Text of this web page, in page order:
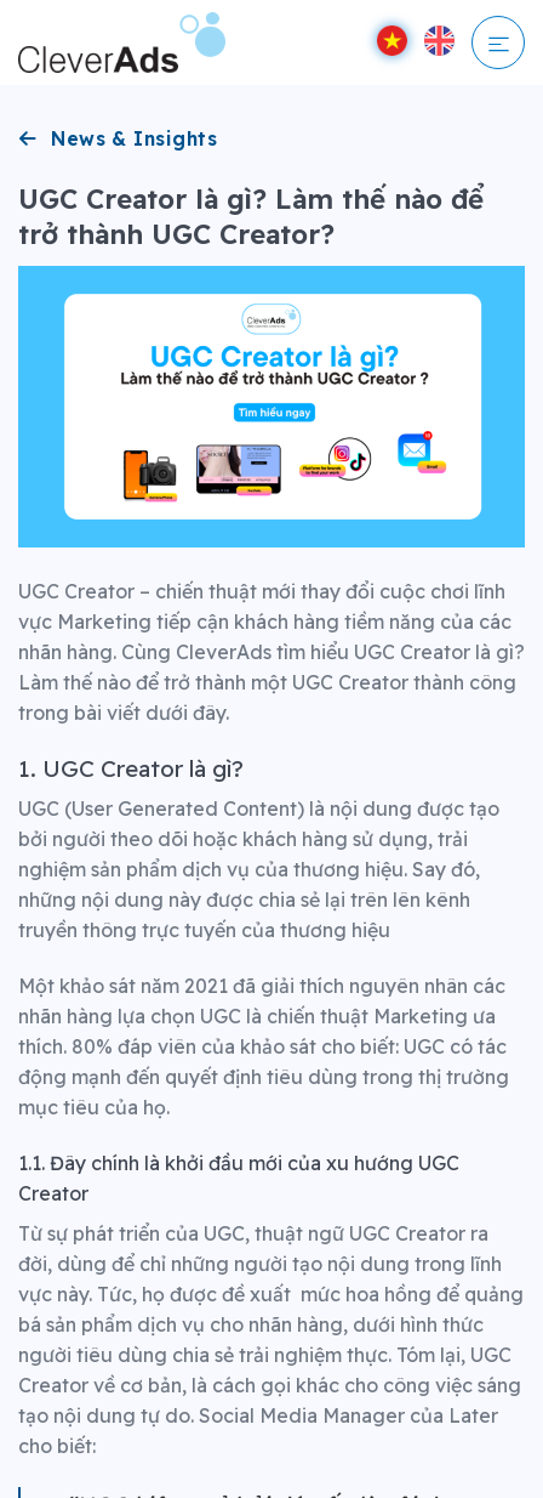
qua
nội
News & Insights
UGC Creator là gì? Làm thế nào để
trở thành UGC Creator?
UGC Creator – chiến thuật mới thay đổi cuộc chơi lĩnh
vực Marketing tiếp cận khách hàng tiềm năng của các
nhãn hàng. Cùng CleverAds tìm hiểu UGC Creator là gì?
Làm thế nào để trở thành một UGC Creator thành công
trong bài viết dưới đây.
1. UGC Creator là gì?
UGC (User Generated Content) là nội dung được tạo
bởi người theo dõi hoặc khách hàng sử dụng, trải
nghiệm sản phẩm dịch vụ của thương hiệu. Say đó,
những nội dung này được chia sẻ lại trên lên kênh
truyền thông trực tuyến của thương hiệu
Một khảo sát năm 2021 đã giải thích nguyên nhân các
nhãn hàng lựa chọn UGC là chiến thuật Marketing ưa
thích. 80% đáp viên của khảo sát cho biết: UGC có tác
động mạnh đến quyết định tiêu dùng trong thị trường
mục tiêu của họ.
1.1. Đây chính là khởi đầu mới của xu hướng UGC
Creator
Từ sự phát triển của UGC, thuật ngữ UGC Creator ra
đời, dùng để chỉ những người tạo nội dung trong lĩnh
vực này. Tức, họ được đề xuất mức hoa hồng để quảng
bá sản phẩm dịch vụ cho nhãn hàng, dưới hình thức
người tiêu dùng chia sẻ trải nghiệm thực. Tóm lại, UGC
Creator về cơ bản, là cách gọi khác cho công việc sáng
tạo nội dung tự do. Social Media Manager của Later
cho biết: